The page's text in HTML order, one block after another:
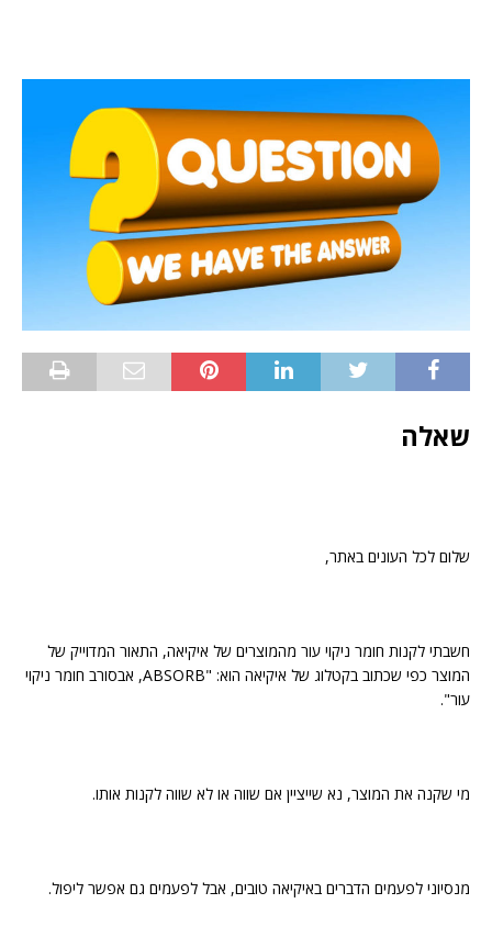
שאלה
שלום לכל העונים באתר,
חשבתי לקנות חומר ניקוי עור מהמוצרים של איקיאה, התאור המדוייק של
המוצר כפי שכתוב בקטלוג של איקיאה הוא: "ABSORB, אבסורב חומר ניקוי
עור".
מי שקנה את המוצר, נא שייציין אם שווה או לא שווה לקנות אותו.
מנסיוני לפעמים הדברים באיקיאה טובים, אבל לפעמים גם אפשר ליפול.